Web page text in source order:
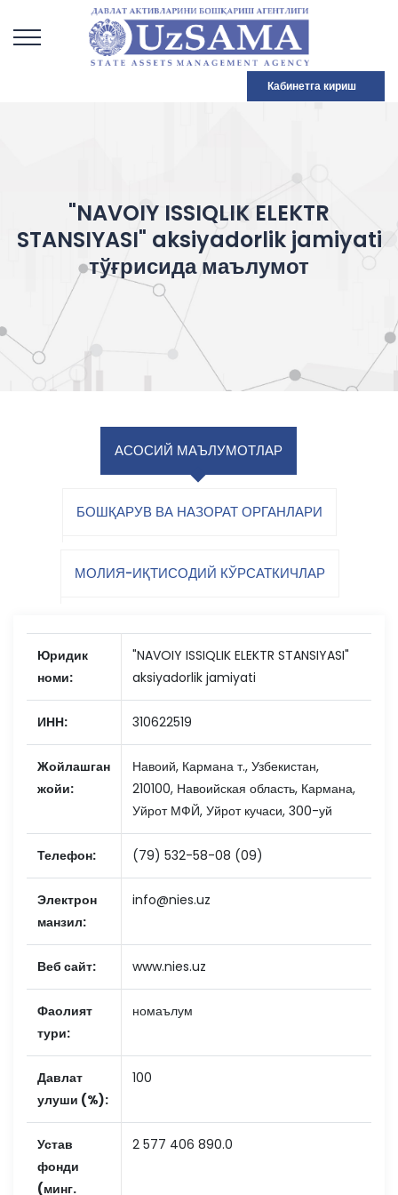
Кабинетга кириш
"NAVOIY ISSIQLIK ELEKTR
STANSIYASI" aksiyadorlik jamiyati
тўғрисида маълумот
АСОСИЙ МАЪЛУМОТЛАР
БОШҚАРУВ ВА НАЗОРАТ ОРГАНЛАРИ
МОЛИЯ-ИҚТИСОДИЙ КЎРСАТКИЧЛАР
Юридик
номи:
"NAVOIY ISSIQLIK ELEKTR STANSIYASI"
aksiyadorlik jamiyati
ИНН: 310622519
Жойлашган
жойи:
Навоий, Кармана т., Узбекистан,
210100, Навоийская область, Кармана,
Уйрот МФЙ, Уйрот кучаси, 300-уй
Телефон: (79) 532-58-08 (09)
Электрон
манзил:
info@nies.uz
Веб сайт: www.nies.uz
Фаолият
тури:
номаълум
Давлат
улуши (%):
100
Устав
фонди
(минг.
2 577 406 890.0